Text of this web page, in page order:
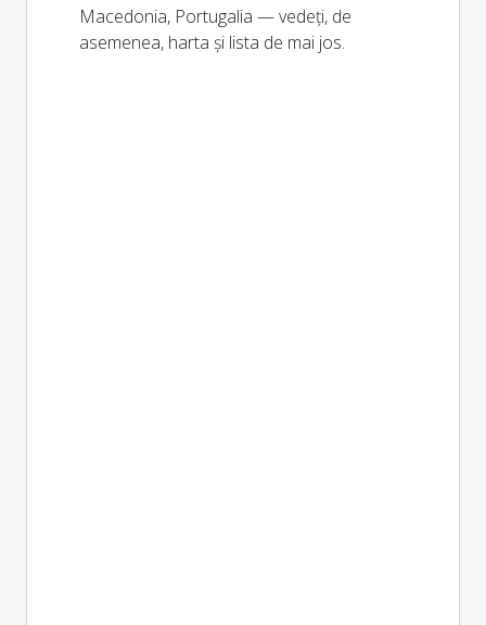
Macedonia, Portugalia — vedeți, de
asemenea, harta și lista de mai jos.